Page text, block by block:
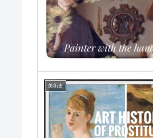
美術史